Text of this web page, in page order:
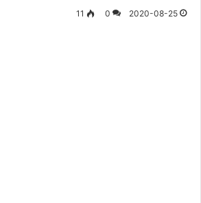
2020-08-25
0
11